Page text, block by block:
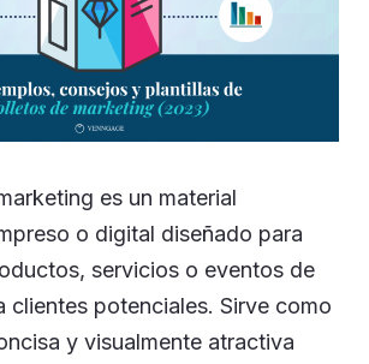
es un material
o digital diseñado para
servicios o eventos de
clientes potenciales. Sirve como
y visualmente atractiva